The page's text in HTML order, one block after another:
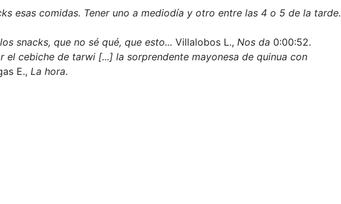
esas comidas. Tener uno a mediodía y otro entre las 4 o 5 de la tarde.
snacks, que no sé qué, que esto... Villalobos L., Nos da 0:00:52.
el cebiche de tarwi [...] la sorprendente mayonesa de quinua con
E., La hora.